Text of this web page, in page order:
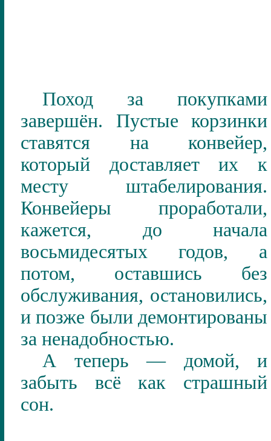
Поход за покупками
завершён. Пустые корзинки
ставятся на конвейер,
который доставляет их к
месту штабелирования.
Конвейеры проработали,
кажется, до начала
восьмидесятых годов, а
потом, оставшись без
обслуживания, остановились,
и позже были демонтированы
за ненадобностью.
А теперь — домой, и
забыть всё как страшный
сон.